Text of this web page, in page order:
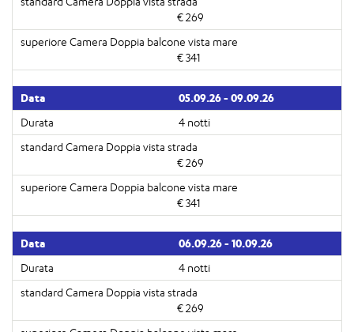
€ 269
€ 341
05.09.26 - 09.09.26
4 notti
€ 269
€ 341
06.09.26 - 10.09.26
4 notti
€ 269